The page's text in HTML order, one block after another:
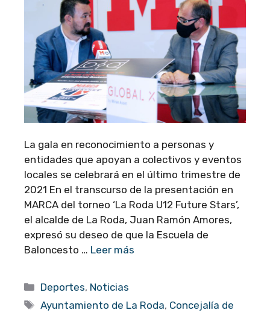
La gala en reconocimiento a personas y
entidades que apoyan a colectivos y eventos
locales se celebrará en el último trimestre de
2021 En el transcurso de la presentación en
MARCA del torneo ‘La Roda U12 Future Stars’,
el alcalde de La Roda, Juan Ramón Amores,
expresó su deseo de que la Escuela de
Baloncesto … Leer más
Categorías
Deportes, Noticias
Etiquetas
Ayuntamiento de La Roda, Concejalía de